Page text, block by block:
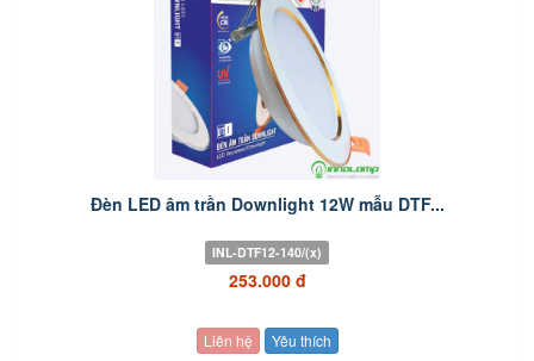
Đèn LED âm trần Downlight 12W mẫu DTF...
INL-DTF12-140/(x)
253.000 đ
Liên hệ Yêu thích